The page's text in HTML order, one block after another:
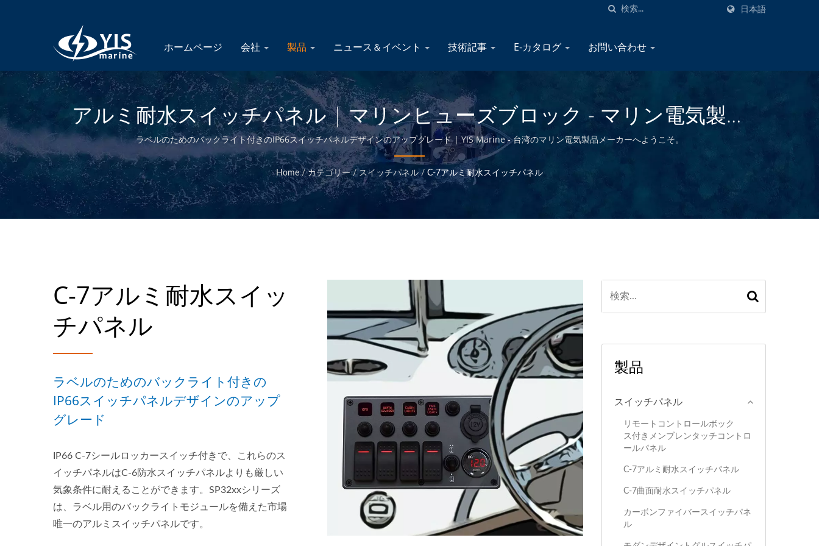
日本語
ホームページ 会社 製品 ニュース＆イベント 技術記事 E-カタログ お問い合わせ
アルミ耐水スイッチパネル | マリンヒューズブロック - マリン電気製品
メーカー | YIS Marine
ラベルのためのバックライト付きのIP66スイッチパネルデザインのアップグレード | YIS Marine - 台湾のマリン電気製品メーカーへようこそ。
Home / カテゴリー / スイッチパネル / C-7アルミ耐水スイッチパネル
C-7アルミ耐水スイッ
チパネル
ラベルのためのバックライト付きの
IP66スイッチパネルデザインのアップ
グレード
IP66 C-7シールロッカースイッチ付きで、これらのス
イッチパネルはC-6防水スイッチパネルよりも厳しい
気象条件に耐えることができます。SP32xxシリーズ
は、ラベル用のバックライトモジュールを備えた市場
唯一のアルミスイッチパネルです。
製品
スイッチパネル
リモートコントロールボック
ス付きメンブレンタッチコントロ
ールパネル
C-7アルミ耐水スイッチパネル
C-7曲面耐水スイッチパネル
カーボンファイバースイッチパネ
ル